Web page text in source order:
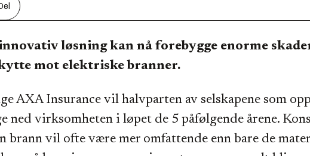
løsning kan nå forebygge enorme
mot elektriske branner.
AXA Insurance vil halvparten av selskapene som
ned virksomheten i løpet de 5 påfølgende årene.
brann vil ofte være mer omfattende enn bare de